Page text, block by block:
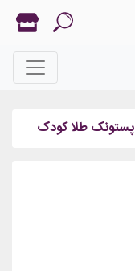
پستونک طلا کودک